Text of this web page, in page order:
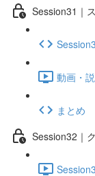
Session31｜
動画・
まとめ
Session32｜